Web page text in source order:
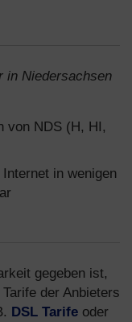
in Niedersachsen
von NDS (H, HI,
in wenigen
gegeben ist,
der Anbieters
DSL Tarife oder